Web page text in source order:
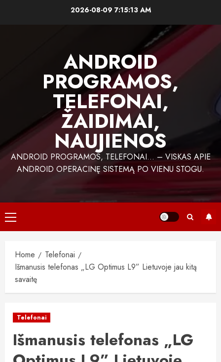
2026-08-09 7:15:14 AM
ANDROID
PROGRAMOS,
TELEFONAI,
ŽAIDIMAI,
NAUJIENOS
ANDROID PROGRAMOS, TELEFONAI… – VISKAS APIE
ANDROID OPERACINĘ SISTEMĄ PO VIENU STOGU.
Primary
Menu
Home
Telefonai
Išmanusis telefonas „LG Optimus L9” Lietuvoje jau kitą
savaitę
Telefonai
Išmanusis telefonas „LG